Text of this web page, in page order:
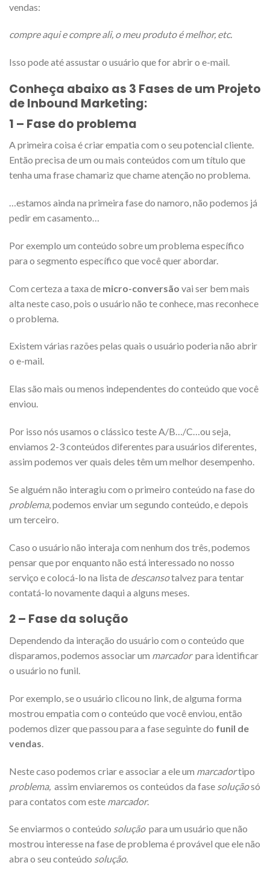
vendas:
compre aqui e compre ali, o meu produto é melhor, etc.
Isso pode até assustar o usuário que for abrir o e-mail.
Conheça abaixo as 3 Fases de um Projeto
de Inbound Marketing:
1 – Fase do problema
A primeira coisa é criar empatia com o seu potencial cliente.
Então precisa de um ou mais conteúdos com um título que
tenha uma frase chamariz que chame atenção no problema.
…estamos ainda na primeira fase do namoro, não podemos já
pedir em casamento…
Por exemplo um conteúdo sobre um problema específico
para o segmento específico que você quer abordar.
Com certeza a taxa de micro-conversão vai ser bem mais
alta neste caso, pois o usuário não te conhece, mas reconhece
o problema.
Existem várias razões pelas quais o usuário poderia não abrir
o e-mail.
Elas são mais ou menos independentes do conteúdo que você
enviou.
Por isso nós usamos o clássico teste A/B…/C…ou seja,
enviamos 2-3 conteúdos diferentes para usuários diferentes,
assim podemos ver quais deles têm um melhor desempenho.
Se alguém não interagiu com o primeiro conteúdo na fase do
problema, podemos enviar um segundo conteúdo, e depois
um terceiro.
Caso o usuário não interaja com nenhum dos três, podemos
pensar que por enquanto não está interessado no nosso
serviço e colocá-lo na lista de descansotalvez para tentar
contatá-lo novamente daqui a alguns meses.
2 – Fase da solução
Dependendo da interação do usuário com o conteúdo que
disparamos, podemos associar um marcador para identificar
o usuário no funil.
Por exemplo, se o usuário clicou no link, de alguma forma
mostrou empatia com o conteúdo que você enviou, então
podemos dizer que passou para a fase seguinte do funil de
vendas.
Neste caso podemos criar e associar a ele um marcadortipo
problema, assim enviaremos os conteúdos da fase soluçãosó
para contatos com este marcador.
Se enviarmos o conteúdo solução para um usuário que não
mostrou interesse na fase de problema é provável que ele não
abra o seu conteúdo solução.